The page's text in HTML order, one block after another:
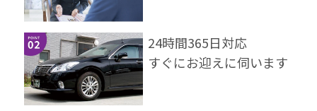
24時間365⽇対応
すぐにお迎えに伺います